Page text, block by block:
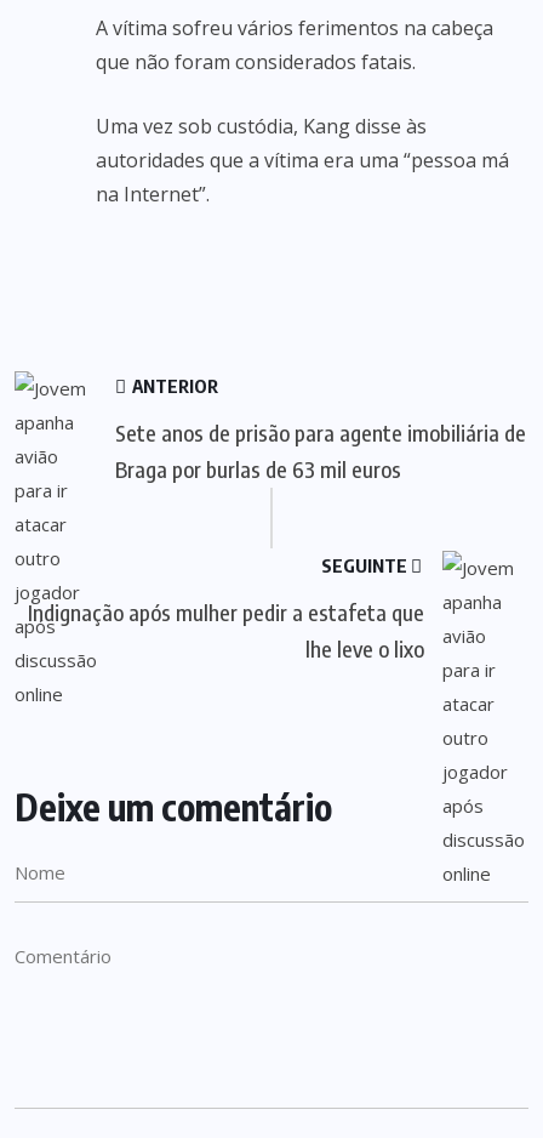
A vítima sofreu vários ferimentos na cabeça
que não foram considerados fatais.
Uma vez sob custódia, Kang disse às
autoridades que a vítima era uma “pessoa má
na Internet”.
ANTERIOR
Sete anos de prisão para agente imobiliária de
Braga por burlas de 63 mil euros
SEGUINTE
Indignação após mulher pedir a estafeta que
lhe leve o lixo
Deixe um comentário